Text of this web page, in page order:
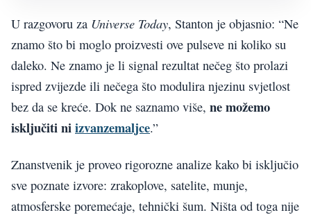
U razgovoru za Universe Today, Stanton je objasnio: “Ne
znamo što bi moglo proizvesti ove pulseve ni koliko su
daleko. Ne znamo je li signal rezultat nečeg što prolazi
ispred zvijezde ili nečega što modulira njezinu svjetlost
bez da se kreće. Dok ne saznamo više, ne možemo
isključiti niizvanzemaljce.”
Znanstvenik je proveo rigorozne analize kako bi isključio
sve poznate izvore: zrakoplove, satelite, munje,
atmosferske poremećaje, tehnički šum. Ništa od toga nije